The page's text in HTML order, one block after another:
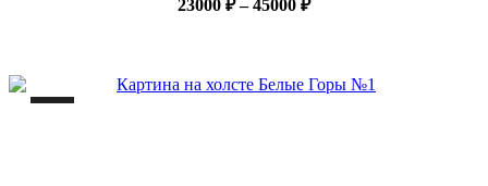
23000 ₽ – 45000 ₽
45000 ₽